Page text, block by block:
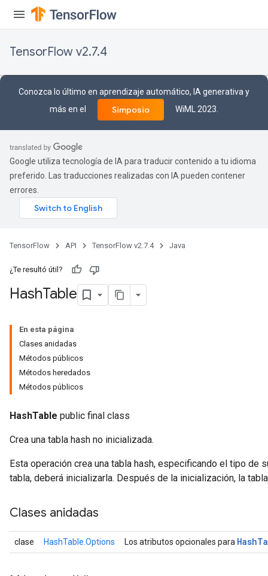
TensorFlow v2.7.4
Conozca lo último en aprendizaje automático, IA generativa y
más en el
Simposio WiML 2023.
Google utiliza tecnología de IA para traducir contenido a tu idioma
preferido. Las traducciones realizadas con IA pueden contener
errores.
TensorFlow API TensorFlow v2.7.4 Java
¿Te resultó útil?
HashTable
En esta página
Clases anidadas
Métodos públicos
Métodos heredados
Métodos públicos
HashTable public final class
Crea una tabla hash no inicializada.
Esta operación crea una tabla hash, especificando el tipo de
tabla, deberá inicializarla. Después de la inicialización, la
Clases anidadas
clase HashTable.Options Los atributos opcionales para Hash